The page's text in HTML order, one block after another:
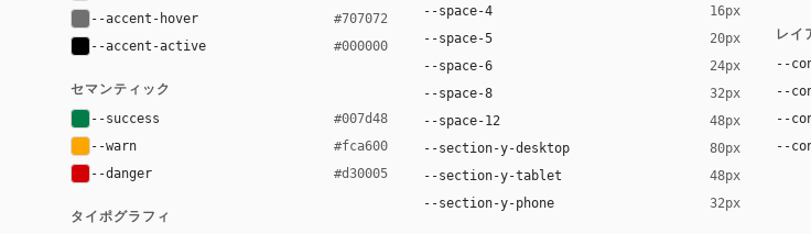
--accent-hover #707072
--accent-active #000000
セマンティック
--success #007d48
--warn #fca600
--danger #d30005
タイポグラフィ
--space-4 16px
--space-5 20px
--space-6 24px
--space-8 32px
--space-12 48px
--section-y-desktop 80px
--section-y-tablet 48px
--section-y-phone 32px
レイ
--
--
--
--